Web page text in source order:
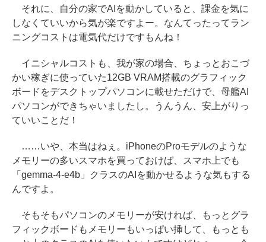
それに、自分の家でAIを動かしていると、課金を気に
しなくていいから気が楽ですよー。なんてったってラン
ニングコストは電気代だけですもんね！
イニシャルコストも、我が家の場合、ちょっとおこづ
かい稼ぎに使っていた12GB VRAM搭載のグラフィック
ボードをデスクトップパソコンに載せただけで、母艦AI
パソコンができちゃいましたし。うんうん、安上がりっ
ていいことだ！
……いや、本当はねぇ。iPhoneのProモデルのような
メモリーの多いスマホを買っておけば、スマホ上でも
「gemma-4-e4b」クラスのAIを動かせるような気もする
んですよ。
そもそもパソコンのメモリーが安ければ、もっとグラ
フィックボードもメモリーもいっぱい挿して、もっとも